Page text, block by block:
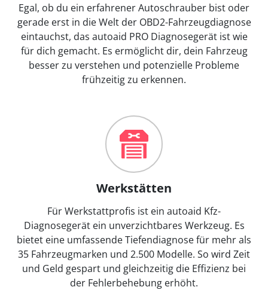
Egal, ob du ein erfahrener Autoschrauber bist oder
gerade erst in die Welt der OBD2-Fahrzeugdiagnose
eintauchst, das autoaid PRO Diagnosegerät ist wie
für dich gemacht. Es ermöglicht dir, dein Fahrzeug
besser zu verstehen und potenzielle Probleme
frühzeitig zu erkennen.
Werkstätten
Für Werkstattprofis ist ein autoaid Kfz-
Diagnosegerät ein unverzichtbares Werkzeug. Es
bietet eine umfassende Tiefendiagnose für mehr als
35 Fahrzeugmarken und 2.500 Modelle. So wird Zeit
und Geld gespart und gleichzeitig die Effizienz bei
der Fehlerbehebung erhöht.